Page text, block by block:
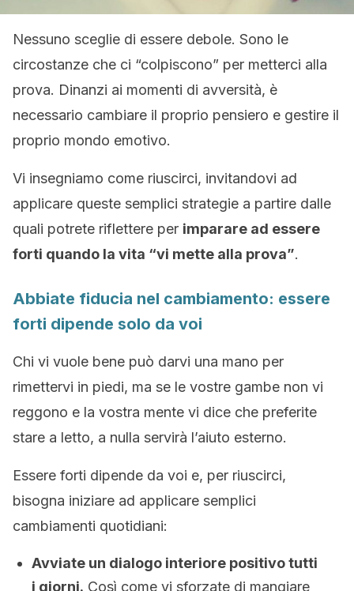
Nessuno sceglie di essere debole. Sono le
circostanze che ci “colpiscono” per metterci alla
prova. Dinanzi ai momenti di avversità, è
necessario cambiare il proprio pensiero e gestire il
proprio mondo emotivo.
Vi insegniamo come riuscirci, invitandovi ad
applicare queste semplici strategie a partire dalle
quali potrete riflettere per imparare ad essere
forti quando la vita “vi mette alla prova”.
Abbiate fiducia nel cambiamento: essere
forti dipende solo da voi
Chi vi vuole bene può darvi una mano per
rimettervi in piedi, ma se le vostre gambe non vi
reggono e la vostra mente vi dice che preferite
stare a letto, a nulla servirà l’aiuto esterno.
Essere forti dipende da voi e, per riuscirci,
bisogna iniziare ad applicare semplici
cambiamenti quotidiani:
Avviate un dialogo interiore positivo tutti
i giorni. Così come vi sforzate di mangiare